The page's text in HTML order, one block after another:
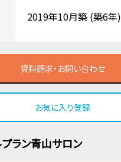
2019年10月築 (築6年)
資料請求・お問い合わせ
お気に入り登録
ラン青山サロン